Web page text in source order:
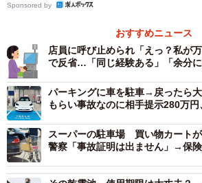
刻なトラブルが目立ちます。これらの
に偏ることなく、幅広い世代のiPhone
いるようです。
◇どのような不具合が起きた？
・急に電源が落ちる。（20代・女性）
・バッテリーの膨張。（50代・男性）
・画面が真っ暗になって動かない。（
Sponsored by
おすすめニュース
店員に呼び止められ「えっ？私が
で反省…「同じ経験ある」「余分に
パーキングに車を駐車→戻ったら
もらい事故なのに相手提示280万
スーパーの駐車場 買い物カート
警察「事故証明は出ません」→保険